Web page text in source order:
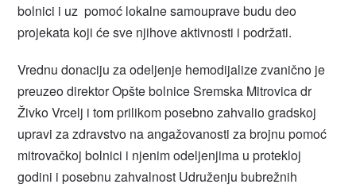
bolnici i uz pomoć lokalne samouprave budu deo
projekata koji će sve njihove aktivnosti i podržati.
Vrednu donaciju za odeljenje hemodijalize zvanično je
preuzeo direktor Opšte bolnice Sremska Mitrovica dr
Živko Vrcelj i tom prilikom posebno zahvalio gradskoj
upravi za zdravstvo na angažovanosti za brojnu pomoć
mitrovačkoj bolnici i njenim odeljenjima u protekloj
godini i posebnu zahvalnost Udruženju bubrežnih